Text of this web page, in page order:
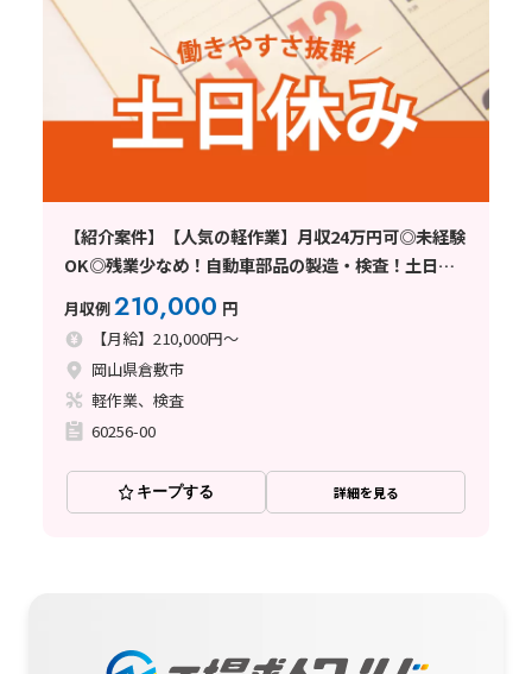
【紹介案件】【人気の軽作業】月収24万円可◎未経験
OK◎残業少なめ！自動車部品の製造・検査！土日休
月収例210,000 円
【月給】210,000円～
岡山県倉敷市
軽作業、検査
60256-00
キープする 詳細を見る